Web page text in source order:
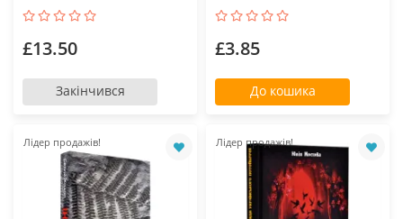
£13.50
Закінчився
£3.85
До кошика
Лідер продажів! Лідер продажів!